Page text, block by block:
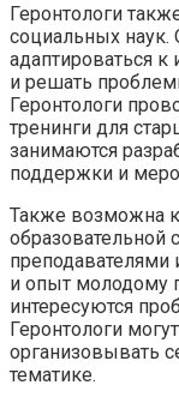
Геронтологи
социальных
адаптироваться
и решать
Геронтологи
тренинги для
занимаются
поддержки и
Также возможна
образовательной
преподавателями
и опыт молодому
интересуются
Геронтологи
организовывать
тематике.